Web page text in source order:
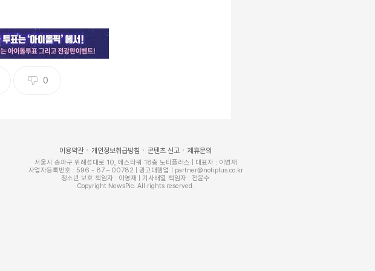
0
이용약관 개인정보취급방침 콘텐츠 신고 제휴문의
서울시 송파구 위례성대로 10, 에스타워 18층 노티플러스 | 대표자 : 이영재
사업자등록번호 : 596 - 87 – 00782 | 광고대행업 | partner@notiplus.co.kr
청소년 보호 책임자 : 이영재 | 기사배열 책임자 : 전윤수
Copyright NewsPic. All rights reserved.